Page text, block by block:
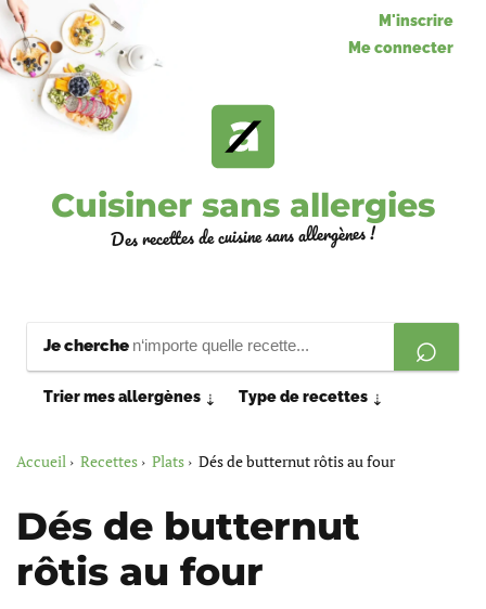
M'inscrire
Me connecter
Cuisiner sans allergies
Des recettes de cuisine sans allergènes !
Je cherche
Trier mes allergènes ⇣ Type de recettes ⇣
Accueil Recettes Plats Dés de butternut rôtis au four
Dés de butternut
rôtis au four